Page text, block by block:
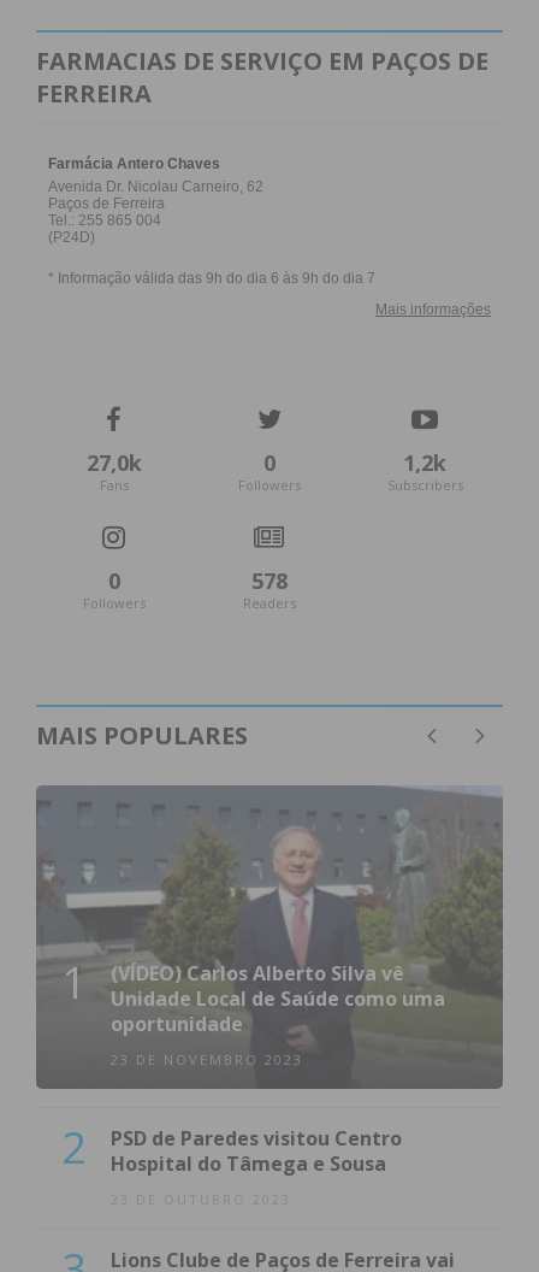
condições
FARMACIAS DE SERVIÇO EM PAÇOS DE
FERREIRA
27,0k
Fans
0
Followers
1,2k
Subscribers
0
Followers
578
Readers
MAIS POPULARES
1
(VÍDEO) Carlos Alberto Silva vê
Unidade Local de Saúde como uma
oportunidade
23 DE NOVEMBRO 2023
2
PSD de Paredes visitou Centro
Hospital do Tâmega e Sousa
23 DE OUTUBRO 2023
Lions Clube de Paços de Ferreira vai